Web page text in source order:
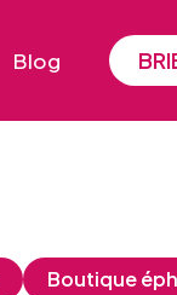
Blog
Boutique